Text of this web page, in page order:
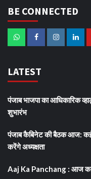
BE CONNECTED
LATEST
पंजाब भाजपा का आधिकारिक
शुभारंभ
पंजाब कैबिनेट की बैठक आज: कई
करेंगे अध्यक्षता
Aaj Ka Panchang : आज